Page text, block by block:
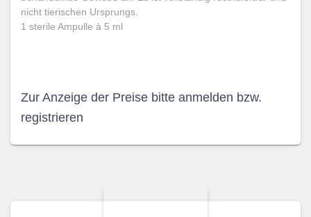
nicht tierischen Ursprungs.
1 sterile Ampulle à 5 ml
Zur Anzeige der Preise bitte anmelden bzw.
registrieren